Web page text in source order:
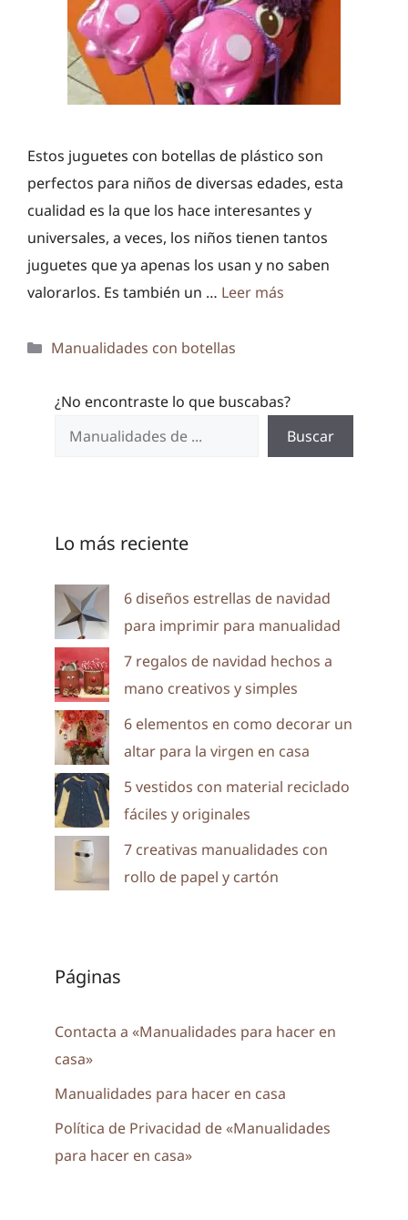
Estos juguetes con botellas de plástico son
perfectos para niños de diversas edades, esta
cualidad es la que los hace interesantes y
universales, a veces, los niños tienen tantos
juguetes que ya apenas los usan y no saben
valorarlos. Es también un … Leer más
Categorías
Manualidades con botellas
¿No encontraste lo que buscabas?
Buscar
Lo más reciente
6 diseños estrellas de navidad
para imprimir para manualidad
7 regalos de navidad hechos a
mano creativos y simples
6 elementos en como decorar un
altar para la virgen en casa
5 vestidos con material reciclado
fáciles y originales
7 creativas manualidades con
rollo de papel y cartón
Páginas
Contacta a «Manualidades para hacer en
casa»
Manualidades para hacer en casa
Política de Privacidad de «Manualidades
para hacer en casa»